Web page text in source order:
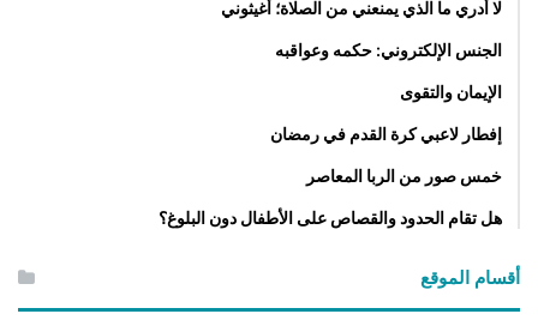
لا أدري ما الذي يمنعني من الصلاة؛ أغيثوني
الجنس الإلكتروني: حكمه وعواقبه
الإيمان والتقوى
إفطار لاعبي كرة القدم في رمضان
خمس صور من الربا المعاصر
هل تقام الحدود والقصاص على الأطفال دون البلوغ؟
أقسام الموقع